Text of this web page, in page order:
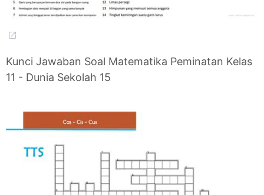
Kunci Jawaban Soal Matematika Peminatan Kelas
11 - Dunia Sekolah 15